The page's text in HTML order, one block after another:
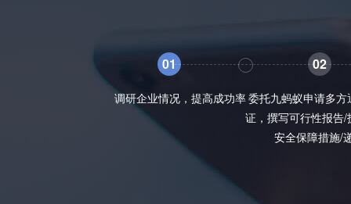
01
调研企业情况，提高成功率
02
委托九蚂蚁申请多
证，撰写可行性报告
安全保障措施/